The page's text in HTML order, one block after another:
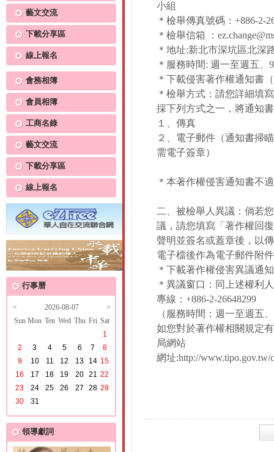
藝文交流
下載分享區
線上報名
會務相簿
會員相簿
工商名錄
藝文交流
下載分享區
線上報名
行事曆
< 2026-08-07
>
Sun Mon Ten Wed Thu Fri Sat
1
2
3 4 5 6 7
8
9
10 11 12 13 14 15
16
17 18 19 20 21 22
23
24 25 26 27 28 29
30
31
領導獻詞
小組
＊檢舉傳真號碼：+886-2-
＊檢舉信箱 ：
＊地址:新北市深坑區北深
＊服務時間: 週一至週五、
＊下載侵害著作權通知書
＊檢舉方式：請您詳細填
採下列方式之一，將通知
１、傳真
２、電子郵件（通知書掃
需電子簽章）
＊本著作權侵害通知書不
二、被檢舉人異議：倘若
議，請您填寫「著作權回
聲明並簽名或蓋章後，以
電子檔後作為電子郵件附
＊下載著作權侵害異議通
＊異議窗口：同上述權利
專線：+886-2-26648299
（服務時間：週一至週五
如您對於著作權相關規定
局網站
網址:http://www.tipo.gov.tw/